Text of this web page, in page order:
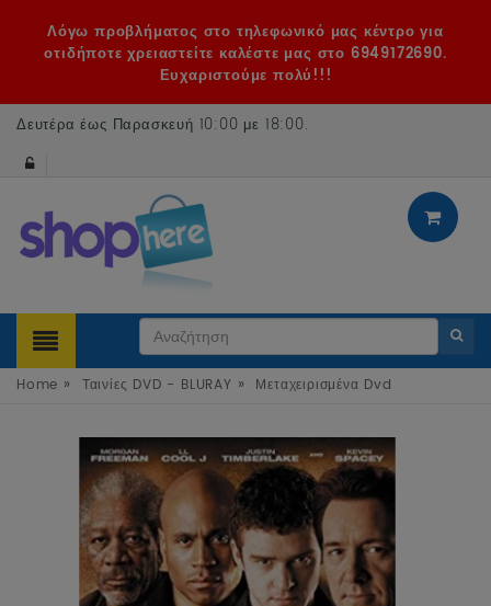
Λόγω προβλήματος στο τηλεφωνικό μας κέντρο για
οτιδήποτε χρειαστείτε καλέστε μας στο 6949172690.
Ευχαριστούμε πολύ!!!
Δευτέρα έως Παρασκευή 10:00 με 18:00.
Home » Ταινίες DVD - BLURAY » Μεταχειρισμένα Dvd